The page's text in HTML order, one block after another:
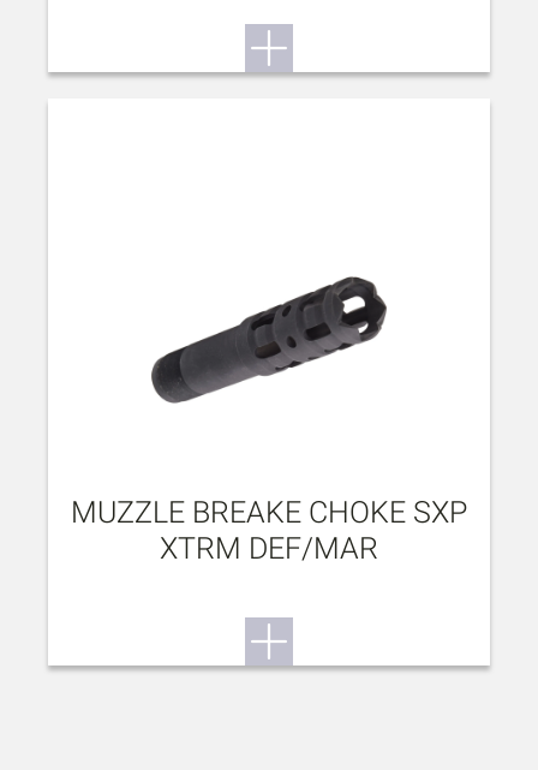
MUZZLE BREAKE CHOKE SXP
XTRM DEF/MAR